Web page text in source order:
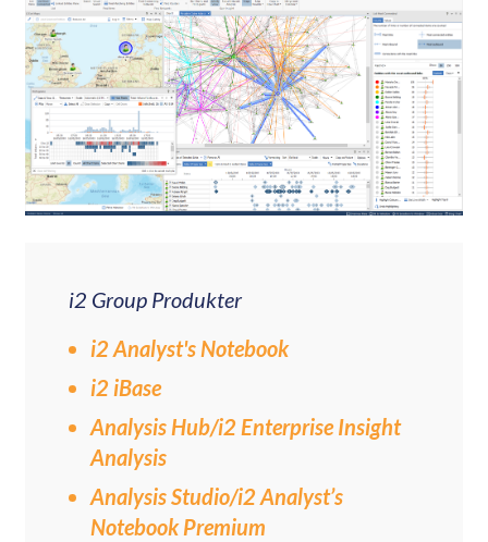
i2 Group Produkter
i2 Analyst's Notebook
i2 iBase
Analysis Hub/i2 Enterprise Insight
Analysis
Analysis Studio/i2 Analyst’s
Notebook Premium